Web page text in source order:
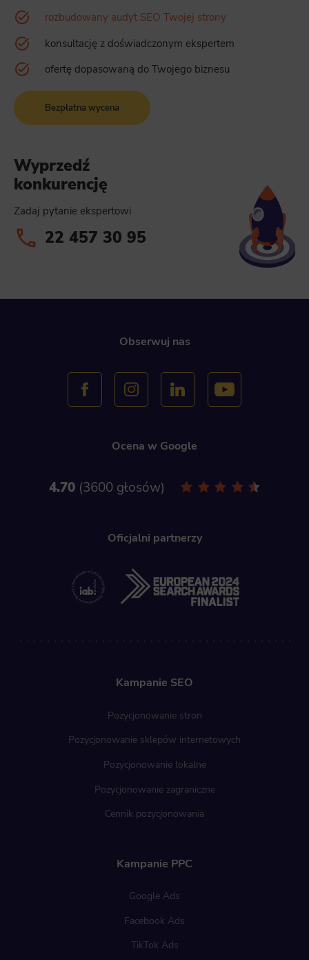
rozbudowany audyt SEO Twojej strony
konsultację z doświadczonym ekspertem
ofertę dopasowaną do Twojego biznesu
Bezpłatna wycena
Wyprzedź
konkurencję
Zadaj pytanie ekspertowi
22 457 30 95
Obserwuj nas
Ocena w Google
4.70 3600 głosów
Oficjalni partnerzy
Kampanie SEO
Pozycjonowanie stron
Pozycjonowanie sklepów internetowych
Pozycjonowanie lokalne
Pozycjonowanie zagraniczne
Cennik pozycjonowania
Kampanie PPC
Google Ads
Facebook Ads
TikTok Ads